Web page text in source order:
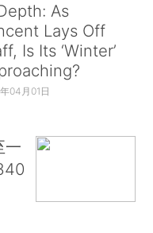
拉紧，8月1日特
市波动加剧。
期的动态博弈的
投资者对中美之间
的影响逐渐减弱。
As
Lays Off
Is Its ‘Winter’
04月01日
一